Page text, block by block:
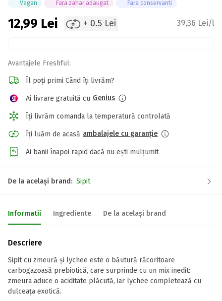
Vegan Fara zahar adaugat Fara conservanti
12,99 Lei + 0.5 Lei 39,36 Lei/l
Avantajele Freshful:
Îl poți primi Când îți livrăm?
Ai livrare gratuită cu Genius
Îți livrăm comanda la temperatură controlată
Îți luăm de acasă ambalajele cu garanție
Ai banii înapoi rapid dacă nu ești mulțumit
De la același brand: Sipit
Informatii Ingrediente De la același brand
Descriere
Sipit cu zmeură și lychee este o băutură răcoritoare
carbogazoasă prebiotică, care surprinde cu un mix inedit:
zmeura aduce o aciditate plăcută, iar lychee completează cu
dulceața exotică.